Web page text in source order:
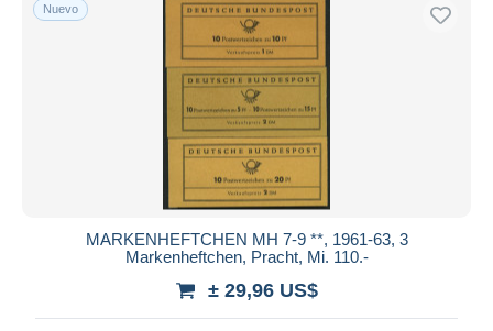
Nuevo
MARKENHEFTCHEN MH 7-9 **, 1961-63, 3
Markenheftchen, Pracht, Mi. 110.-
± 29,96 US$